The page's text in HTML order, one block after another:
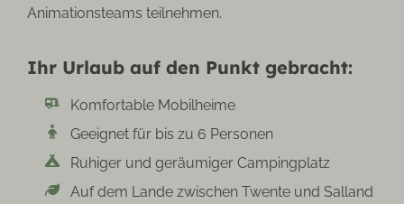
Animationsteams teilnehmen.
Ihr Urlaub auf den Punkt gebracht:
Komfortable Mobilheime
Geeignet für bis zu 6 Personen
Ruhiger und geräumiger Campingplatz
Auf dem Lande zwischen Twente und Salland